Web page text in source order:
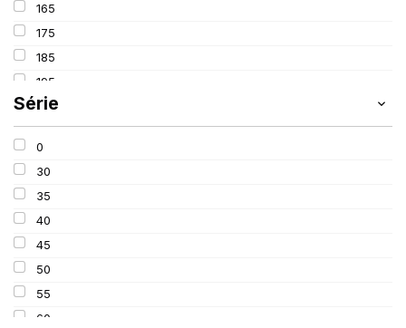
165
175
185
195
205
215
225
235
245
255
265
275
285
Série
0
30
35
40
45
50
55
60